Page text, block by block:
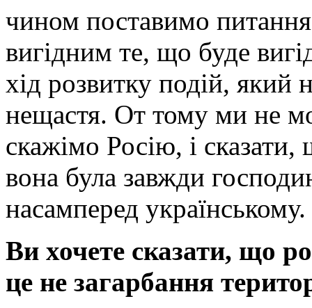
чином поставимо
вигідним те, що буде
хід розвитку подій,
нещастя. От тому ми не
скажімо Росію, і
вона була завжди
насамперед українському.
Ви хочете сказати, що
це не загарбання